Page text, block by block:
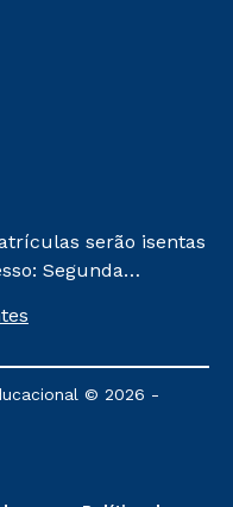
serão isentas
Segunda
será de R$
cursos: Ensino
e Metodologia
Atuais.
© 2026 -